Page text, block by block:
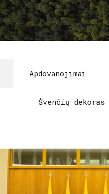
Apdovanojimai
Švenčių dekoras